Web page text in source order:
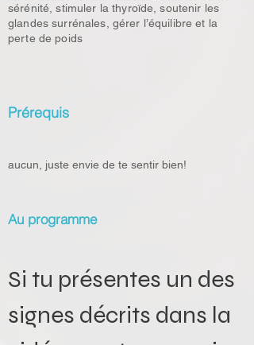
sérénité, stimuler la thyroïde, soutenir les
glandes surrénales, gérer l’équilibre et la
perte de poids
Prérequis
aucun, juste envie de te sentir bien!
Au programme
Si tu présentes un des
signes décrits dans la